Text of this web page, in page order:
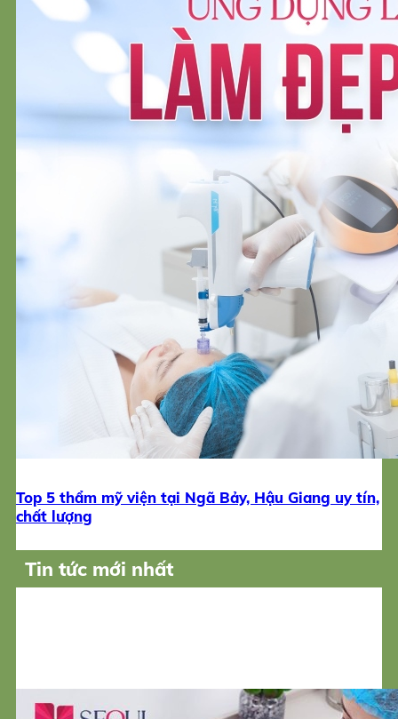
Top 5 thẩm mỹ viện tại Ngã Bảy, Hậu Giang uy tín,
chất lượng
Tin tức mới nhất